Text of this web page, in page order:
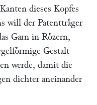
dieses Kopfes
will der Patenttraͤger
Garn in Roͤzern,
Gestalt
werde, damit die
dichter aneinander